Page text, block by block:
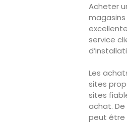
Acheter
service
Les
sites
sites
achat.
peut être